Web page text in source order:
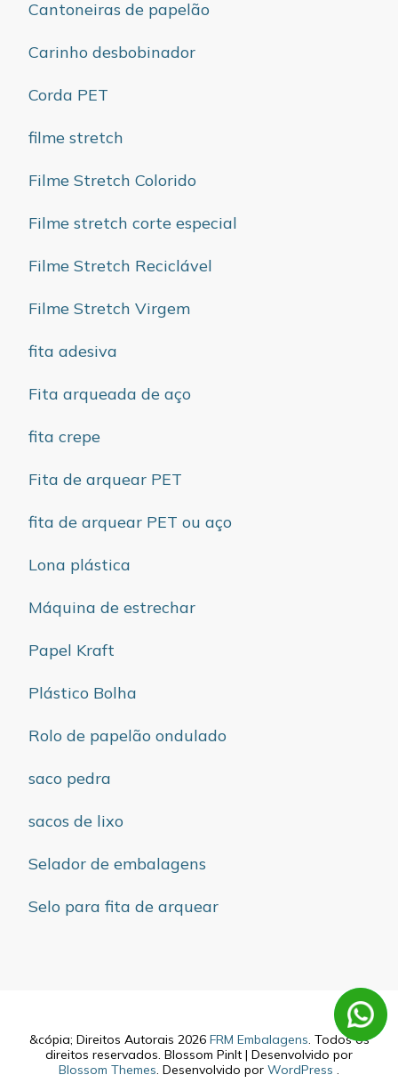
Cantoneiras de papelão
Carinho desbobinador
Corda PET
filme stretch
Filme Stretch Colorido
Filme stretch corte especial
Filme Stretch Reciclável
Filme Stretch Virgem
fita adesiva
Fita arqueada de aço
fita crepe
Fita de arquear PET
fita de arquear PET ou aço
Lona plástica
Máquina de estrechar
Papel Kraft
Plástico Bolha
Rolo de papelão ondulado
saco pedra
sacos de lixo
Selador de embalagens
Selo para fita de arquear
&cópia; Direitos Autorais 2026 FRM Embalagens. Todos os
direitos reservados. Blossom PinIt | Desenvolvido por
Blossom Themes. Desenvolvido por WordPress .